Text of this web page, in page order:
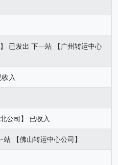
已发出 下一站 【广州转运中心
入
公司】 已收入
站 【佛山转运中心公司】